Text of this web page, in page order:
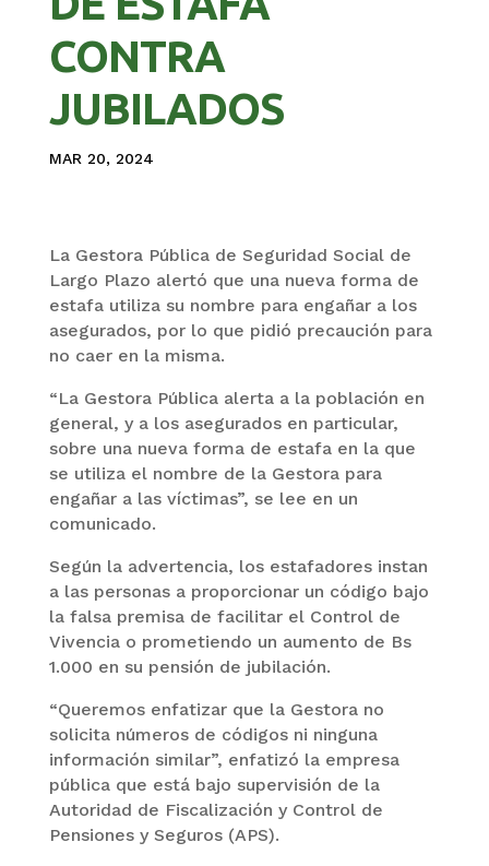
CONTRA
JUBILADOS
MAR 20, 2024
La Gestora Pública de Seguridad Social de
Largo Plazo alertó que una nueva forma de
estafa utiliza su nombre para engañar a los
asegurados, por lo que pidió precaución para
no caer en la misma.
“La Gestora Pública alerta a la población en
general, y a los asegurados en particular,
sobre una nueva forma de estafa en la que
se utiliza el nombre de la Gestora para
engañar a las víctimas”, se lee en un
comunicado.
Según la advertencia, los estafadores instan
a las personas a proporcionar un código bajo
la falsa premisa de facilitar el Control de
Vivencia o prometiendo un aumento de Bs
1.000 en su pensión de jubilación.
“Queremos enfatizar que la Gestora no
solicita números de códigos ni ninguna
información similar”, enfatizó la empresa
pública que está bajo supervisión de la
Autoridad de Fiscalización y Control de
Pensiones y Seguros (APS).